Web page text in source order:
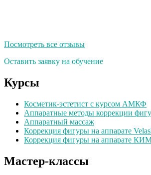
Посмотреть все отзывы
Оставить заявку на обучение
Курсы
Косметик-эстетист с курсом АМКФ
Аппаратные методы коррекции
Аппаратный массаж
Коррекция фигуры на аппарате
Коррекция фигуры на аппарате
Мастер-классы